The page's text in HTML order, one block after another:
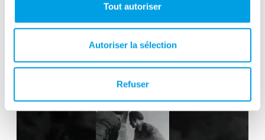
Tout autoriser
Autoriser la sélection
Refuser
Interview with Professor Tobias van